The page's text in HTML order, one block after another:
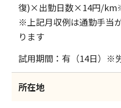
復)×出勤日数×14円/
※上記月収例は通勤手当
ります
試用期間：有（14日）※
所在地